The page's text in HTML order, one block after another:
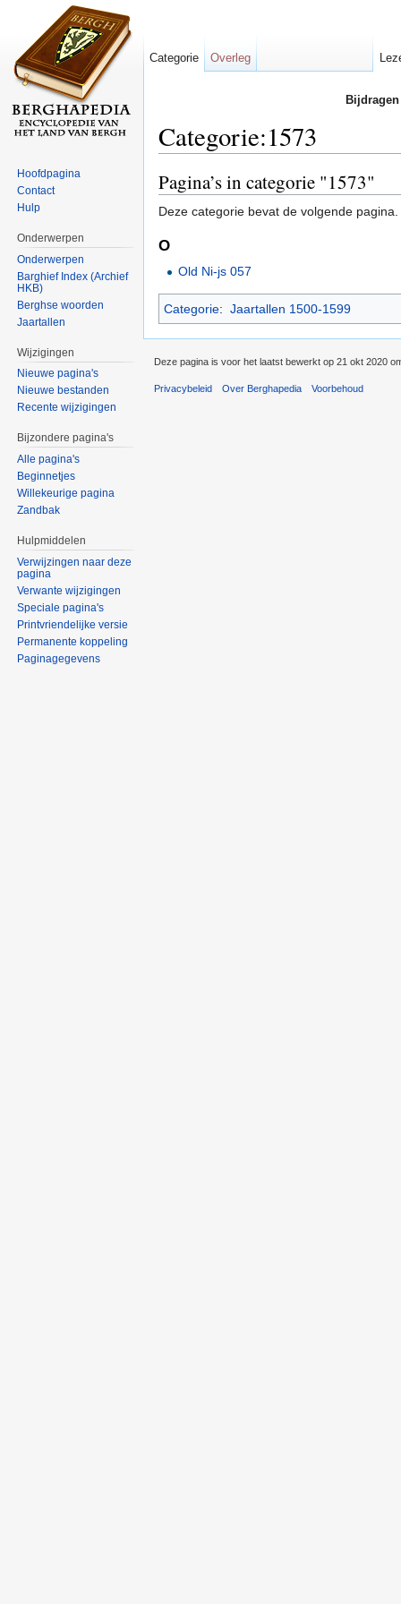
Categorie:1573
Pagina’s in categorie "1573"
Deze categorie bevat de volgende pagina.
O
Old Ni-js 057
Categorie: Jaartallen 1500-1599
Categorie Overleg
Hoofdpagina
Contact
Hulp
Onderwerpen
Onderwerpen
Barghief Index (Archief
HKB)
Berghse woorden
Jaartallen
Wijzigingen
Nieuwe pagina's
Nieuwe bestanden
Recente wijzigingen
Bijzondere pagina's
Alle pagina's
Beginnetjes
Willekeurige pagina
Zandbak
Hulpmiddelen
Verwijzingen naar deze
pagina
Verwante wijzigingen
Speciale pagina's
Printvriendelijke versie
Permanente koppeling
Paginagegevens
Deze pagina is voor het laatst bewerkt op 21 okt 2020
Privacybeleid Over Berghapedia Voorbehoud